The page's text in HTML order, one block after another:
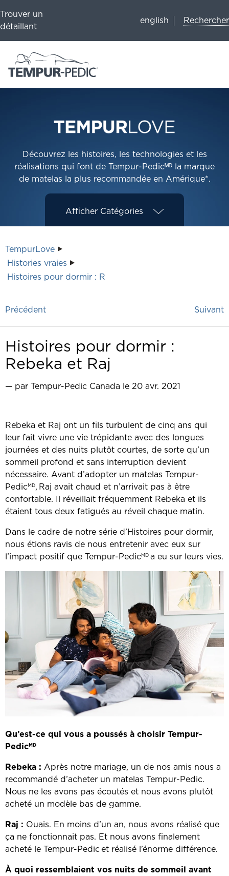
Trouver un
détaillant
english Rechercher
Découvrez les histoires, les technologies et les
réalisations qui font de Tempur-Pedicᴹᴰ la marque
de matelas la plus recommandée en Amérique*.
Afficher Catégories
TempurLove
Histories vraies
Histoires pour dormir : R
Précédent Suivant
Histoires pour dormir :
Rebeka et Raj
— par Tempur-Pedic Canada le 20 avr. 2021
Rebeka et Raj ont un fils turbulent de cinq ans qui
leur fait vivre une vie trépidante avec des longues
journées et des nuits plutôt courtes, de sorte qu’un
sommeil profond et sans interruption devient
nécessaire. Avant d’adopter un matelas Tempur-
PedicMD, Raj avait chaud et n’arrivait pas à être
confortable. Il réveillait fréquemment Rebeka et ils
étaient tous deux fatigués au réveil chaque matin.
Dans le cadre de notre série d’Histoires pour dormir,
nous étions ravis de nous entretenir avec eux sur
l’impact positif que Tempur-PedicMD a eu sur leurs vies.
Qu’est-ce qui vous a poussés à choisir Tempur-
PedicMD
Rebeka : Après notre mariage, un de nos amis nous a
recommandé d’acheter un matelas Tempur-Pedic.
Nous ne les avons pas écoutés et nous avons plutôt
acheté un modèle bas de gamme.
Raj : Ouais. En moins d’un an, nous avons réalisé que
ça ne fonctionnait pas. Et nous avons finalement
acheté le Tempur-Pedicet réalisé l’énorme différence.
À quoi ressemblaient vos nuits de sommeil avant